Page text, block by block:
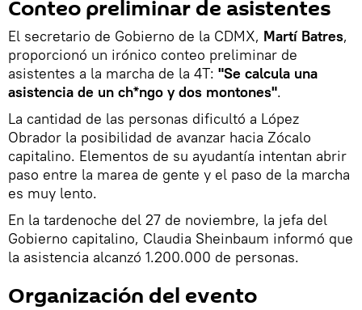
Conteo preliminar de asistentes
El secretario de Gobierno de la CDMX, Martí Batres,
proporcionó un irónico conteo preliminar de
asistentes a la marcha de la 4T: "Se calcula una
asistencia de un ch*ngo y dos montones".
La cantidad de las personas dificultó a López
Obrador la posibilidad de avanzar hacia Zócalo
capitalino. Elementos de su ayudantía intentan abrir
paso entre la marea de gente y el paso de la marcha
es muy lento.
En la tardenoche del 27 de noviembre, la jefa del
Gobierno capitalino, Claudia Sheinbaum informó que
la asistencia alcanzó 1.200.000 de personas.
Organización del evento